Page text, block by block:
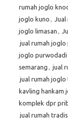
rumah joglo
joglo kuno , Jual
joglo limasan ,
jual rumah joglo
joglo purwodadi
semarang , jual
jual rumah joglo
kavling hankam
komplek dpr
jual rumah